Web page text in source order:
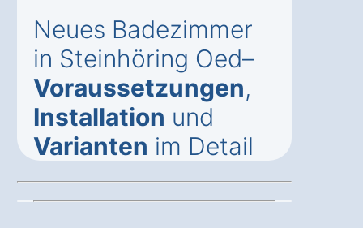
Neues Badezimmer
in Steinhöring Oed–
Voraussetzungen,
Installation und
Varianten im Detail